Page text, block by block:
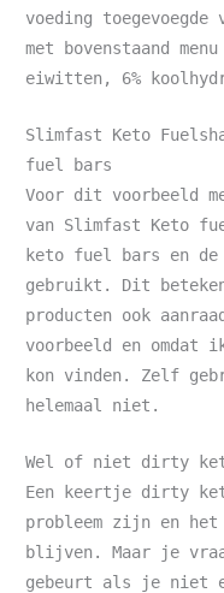
voeding
met bovenstaand
eiwitten, 6%
Slimfast Keto
fuel bars
Voor dit voorbeeld
van Slimfast Keto
keto fuel bars en de
gebruikt. Dit
producten ook
voorbeeld en omdat
kon vinden. Zelf
helemaal niet.
Wel of niet dirty
Een keertje dirty
probleem zijn en
blijven. Maar je
gebeurt als je niet